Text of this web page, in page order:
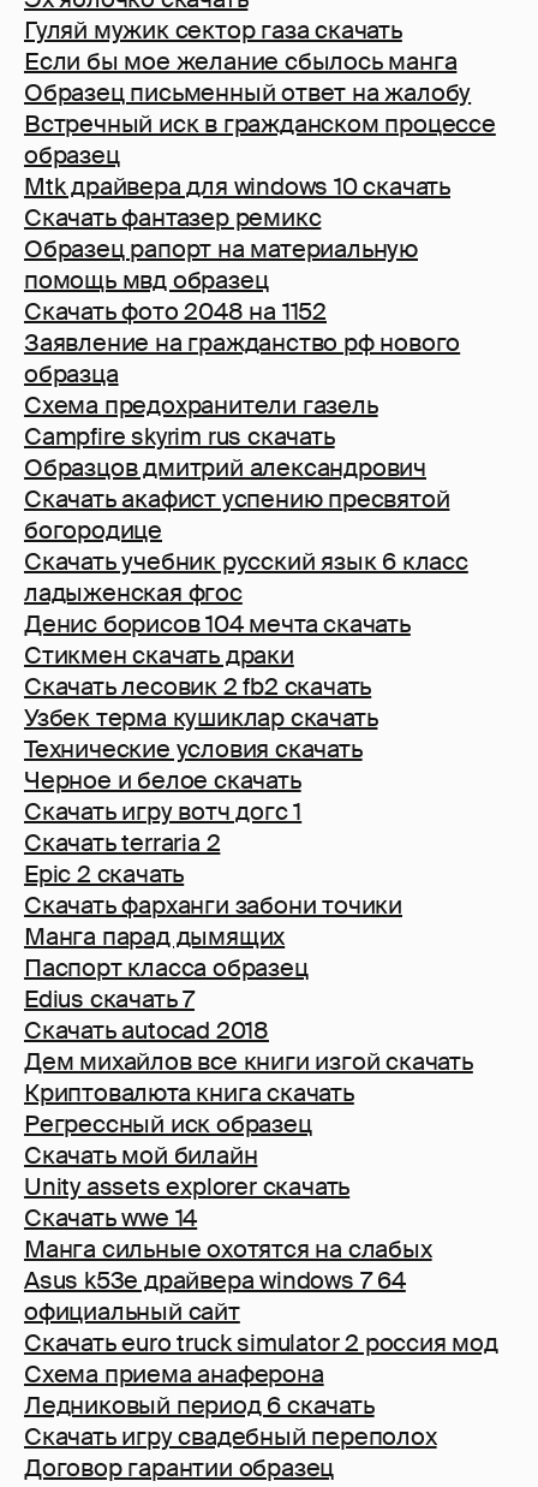
Гуляй мужик сектор газа скачать
Если бы мое желание сбылось манга
Образец письменный ответ на жалобу
Встречный иск в гражданском процессе
образец
Mtk драйвера для windows 10 скачать
Скачать фантазер ремикс
Образец рапорт на материальную
помощь мвд образец
Скачать фото 2048 на 1152
Заявление на гражданство рф нового
образца
Схема предохранители газель
Campfire skyrim rus скачать
Образцов дмитрий александрович
Скачать акафист успению пресвятой
богородице
Скачать учебник русский язык 6 класс
ладыженская фгос
Денис борисов 104 мечта скачать
Стикмен скачать драки
Скачать лесовик 2 fb2 скачать
Узбек терма кушиклар скачать
Технические условия скачать
Черное и белое скачать
Скачать игру вотч догс 1
Скачать terraria 2
Epic 2 скачать
Скачать фарханги забони точики
Манга парад дымящих
Паспорт класса образец
Edius скачать 7
Скачать autocad 2018
Дем михайлов все книги изгой скачать
Криптовалюта книга скачать
Регрессный иск образец
Скачать мой билайн
Unity assets explorer скачать
Скачать wwe 14
Манга сильные охотятся на слабых
Asus k53e драйвера windows 7 64
официальный сайт
Скачать euro truck simulator 2 россия мод
Схема приема анаферона
Ледниковый период 6 скачать
Скачать игру свадебный переполох
Договор гарантии образец